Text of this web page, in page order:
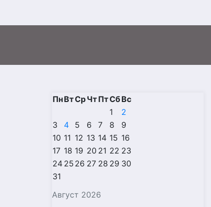
Август 2026
ПнВтСрЧтПтСбВс
1
2
3
4 5 6 7 8
9
10 11 12 13 14 15 16
17 18 19 20 21 22 23
24 25 26 27 28 29 30
31